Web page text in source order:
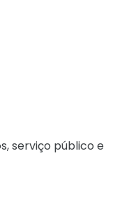
serviço público e